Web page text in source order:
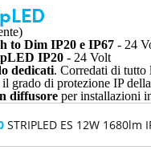
to Dim IP20 e IP67 - 24
IP20 - 24 Volt
dedicati. Corredati di tutto
grado di protezione IP
diffusore per installazioni
STRIPLED ES 12W 1680lm